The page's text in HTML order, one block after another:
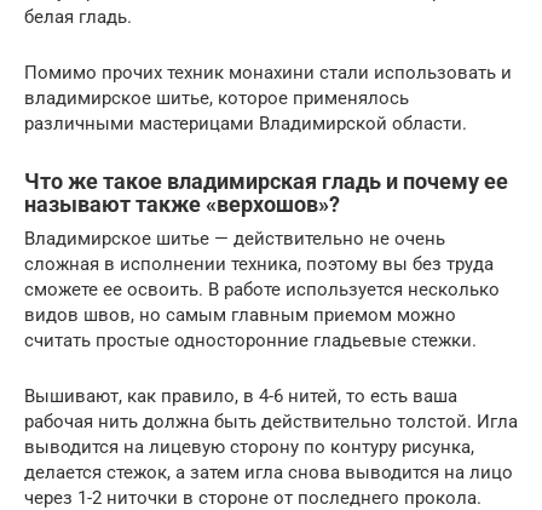
белая гладь.
Помимо прочих техник монахини стали использовать и
владимирское шитье, которое применялось
различными мастерицами Владимирской области.
Что же такое владимирская гладь и почему ее
называют также «верхошов»?
Владимирское шитье — действительно не очень
сложная в исполнении техника, поэтому вы без труда
сможете ее освоить. В работе используется несколько
видов швов, но самым главным приемом можно
считать простые односторонние гладьевые стежки.
Вышивают, как правило, в 4-6 нитей, то есть ваша
рабочая нить должна быть действительно толстой. Игла
выводится на лицевую сторону по контуру рисунка,
делается стежок, а затем игла снова выводится на лицо
через 1-2 ниточки в стороне от последнего прокола.